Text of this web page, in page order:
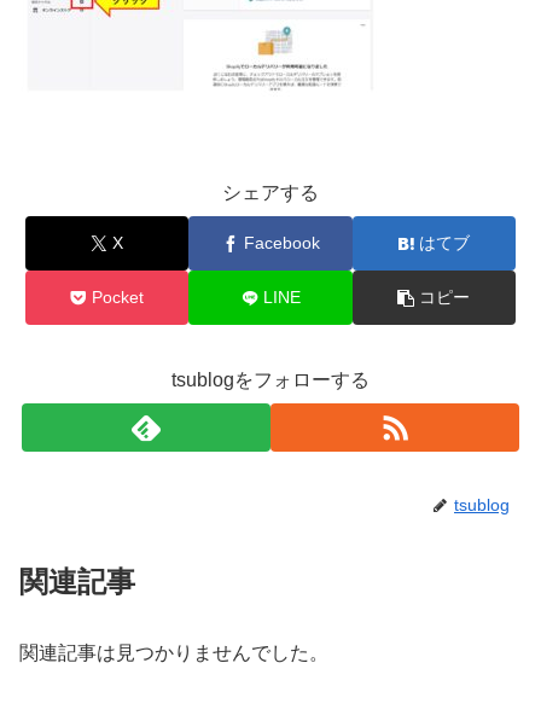
シェアする
X Facebook はてブ
Pocket LINE コピー
tsublogをフォローする
tsublog
関連記事
関連記事は見つかりませんでした。